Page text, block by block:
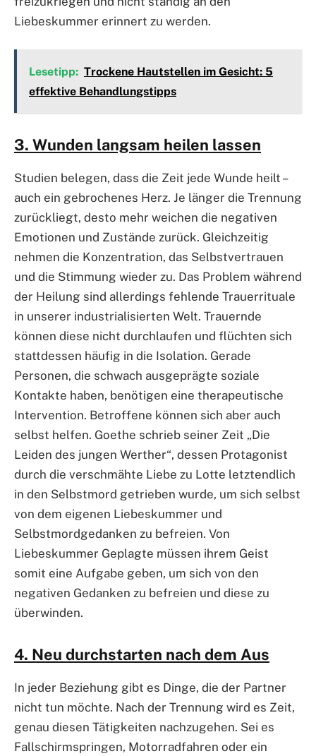
Liebeskummer erinnert zu werden.
Lesetipp: Trockene Hautstellen im Gesicht: 5
effektive Behandlungstipps
3. Wunden langsam heilen lassen
Studien belegen, dass die Zeit jede Wunde heilt –
auch ein gebrochenes Herz. Je länger die Trennung
zurückliegt, desto mehr weichen die negativen
Emotionen und Zustände zurück. Gleichzeitig
nehmen die Konzentration, das Selbstvertrauen
und die Stimmung wieder zu. Das Problem während
der Heilung sind allerdings fehlende Trauerrituale
in unserer industrialisierten Welt. Trauernde
können diese nicht durchlaufen und flüchten sich
stattdessen häufig in die Isolation. Gerade
Personen, die schwach ausgeprägte soziale
Kontakte haben, benötigen eine therapeutische
Intervention. Betroffene können sich aber auch
selbst helfen. Goethe schrieb seiner Zeit „Die
Leiden des jungen Werther“, dessen Protagonist
durch die verschmähte Liebe zu Lotte letztendlich
in den Selbstmord getrieben wurde, um sich selbst
von dem eigenen Liebeskummer und
Selbstmordgedanken zu befreien. Von
Liebeskummer Geplagte müssen ihrem Geist
somit eine Aufgabe geben, um sich von den
negativen Gedanken zu befreien und diese zu
überwinden.
4. Neu durchstarten nach dem Aus
In jeder Beziehung gibt es Dinge, die der Partner
nicht tun möchte. Nach der Trennung wird es Zeit,
genau diesen Tätigkeiten nachzugehen. Sei es
Fallschirmspringen, Motorradfahren oder ein